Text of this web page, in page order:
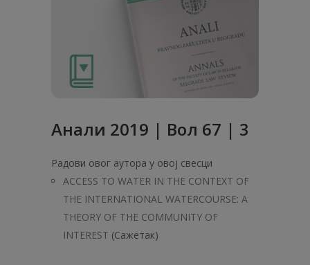
Анали 2019 | Вол 67 | 3
Радови овог аутора у овој свесци
ACCESS TO WATER IN THE CONTEXT OF
THE INTERNATIONAL WATERCOURSE: A
THEORY OF THE COMMUNITY OF
INTEREST (Сажетак)